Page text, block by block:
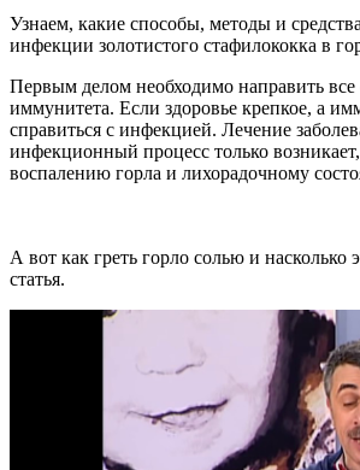
Узнаем, какие способы, методы и
инфекции золотистого стафилококка в
Первым делом необходимо направить
иммунитета. Если здоровье крепкое, а
справиться с инфекцией. Лечение
инфекционный процесс только
воспалению горла и лихорадочному
А вот как греть горло солью и
статья.